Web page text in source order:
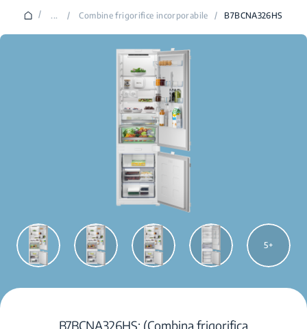
/ ... / Combine frigorifice incorporabile / B7BCNA326HS
5
B7BCNA326HS: (Combina frigorifica